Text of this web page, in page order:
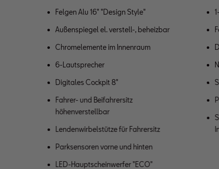
Felgen Alu 16" "Design Style"
Außenspiegel el. verstell-, beheizbar
Chromelemente im Innenraum
6-Lautsprecher
Digitales Cockpit 8"
Fahrer- und Beifahrersitz
höhenverstellbar
Lendenwirbelstütze für Fahrersitz
Parksensoren vorne und hinten
LED-Hauptscheinwerfer "ECO"